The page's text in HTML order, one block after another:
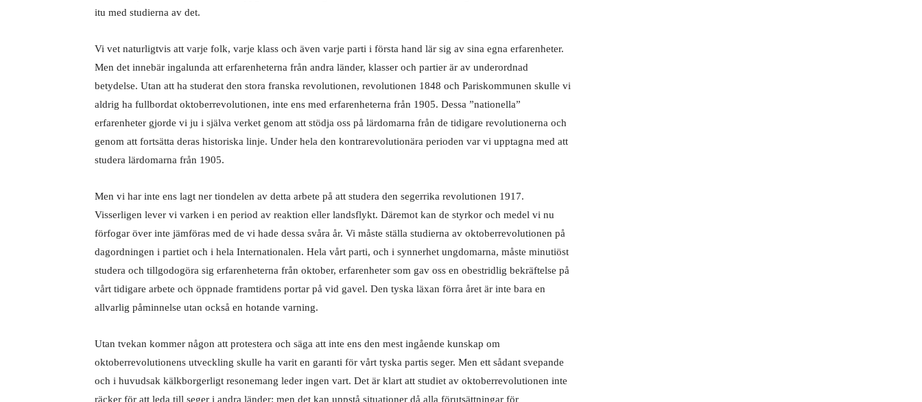
itu med studierna av det.
Vi vet naturligtvis att varje folk, varje klass och även varje parti i första hand lär sig av sina egna erfarenheter.
Men det innebär ingalunda att erfarenheterna från andra länder, klasser och partier är av underordnad
betydelse. Utan att ha studerat den stora franska revolutionen, revolutionen 1848 och Pariskommunen skulle vi
aldrig ha fullbordat oktoberrevolutionen, inte ens med erfarenheterna från 1905. Dessa ”nationella”
erfarenheter gjorde vi ju i själva verket genom att stödja oss på lärdomarna från de tidigare revolutionerna och
genom att fortsätta deras historiska linje. Under hela den kontrarevolutionära perioden var vi upptagna med att
studera lärdomarna från 1905.
Men vi har inte ens lagt ner tiondelen av detta arbete på att studera den segerrika revolutionen 1917.
Visserligen lever vi varken i en period av reaktion eller landsflykt. Däremot kan de styrkor och medel vi nu
förfogar över inte jämföras med de vi hade dessa svåra år. Vi måste ställa studierna av oktoberrevolutionen på
dagordningen i partiet och i hela Internationalen. Hela vårt parti, och i synnerhet ungdomarna, måste minutiöst
studera och tillgodogöra sig erfarenheterna från oktober, erfarenheter som gav oss en obestridlig bekräftelse på
vårt tidigare arbete och öppnade framtidens portar på vid gavel. Den tyska läxan förra året är inte bara en
allvarlig påminnelse utan också en hotande varning.
Utan tvekan kommer någon att protestera och säga att inte ens den mest ingående kunskap om
oktoberrevolutionens utveckling skulle ha varit en garanti för vårt tyska partis seger. Men ett sådant svepande
och i huvudsak kälkborgerligt resonemang leder ingen vart. Det är klart att studiet av oktoberrevolutionen inte
räcker för att leda till seger i andra länder: men det kan uppstå situationer då alla förutsättningar för